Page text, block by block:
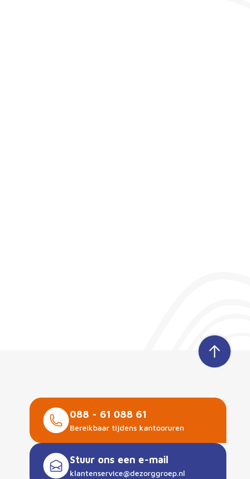
088 - 61 088 61
Bereikbaar tijdens kantooruren
Stuur ons een e-mail
klantenservice@dezorggroep.nl